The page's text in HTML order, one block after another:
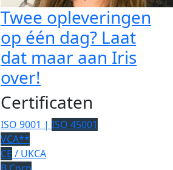
Twee opleveringen
op één dag? Laat
dat maar aan Iris
over!
Certificaten
ISO 9001 | ISO 45001
VCA**
CE / UKCA